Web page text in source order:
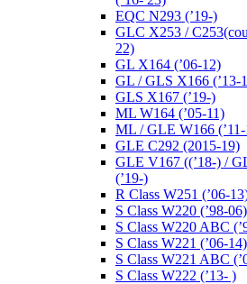
EQC N293 (’19-)
GLC X253 /
22)
GL X164 (’06-12)
GL / GLS X166 (’13-
GLS X167 (’19-)
ML W164 (’05-11)
ML / GLE W166
GLE C292 (2015-19)
GLE V167 ((’18-) /
(’19-)
R Class W251 (’06-
S Class W220 (’98-06)
S Class W220 ABC
S Class W221 (’06-14)
S Class W221 ABC
S Class W222 (’13- )